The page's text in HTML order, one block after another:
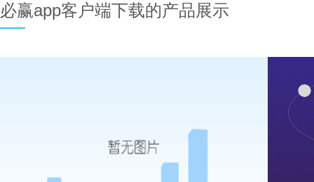
必赢app客户端下载的产品展示